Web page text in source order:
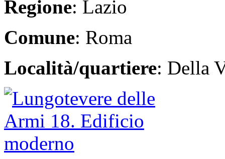
Regione: Lazio
Comune: Roma
Località/quartiere: Della